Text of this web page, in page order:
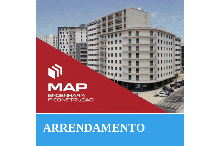
ARRENDAMENTO